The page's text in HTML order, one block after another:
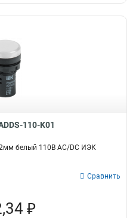
110-K01
белый 110В AC/DC ИЭК
Сравнить
₽